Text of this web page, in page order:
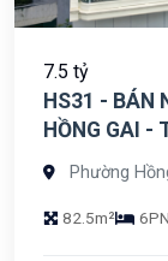
7.5 tỷ
HS31 - BÁN
HỒNG GAI -
Phường
82.5m² 6PN